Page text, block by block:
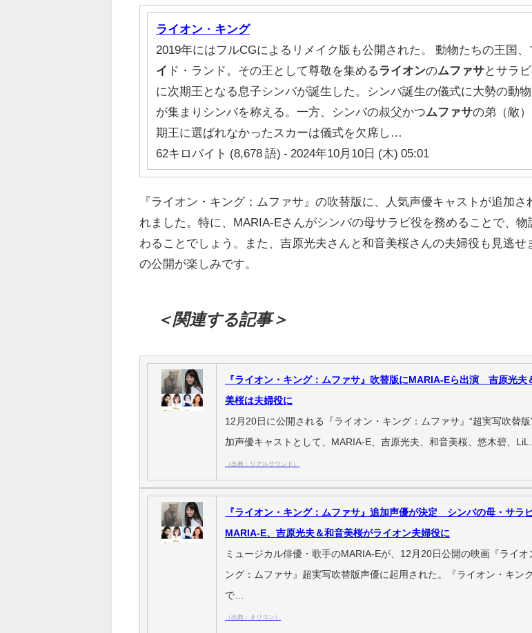
ライオン ・ キング
2019年にはフルCGによるリメイク版も公開された。 動物たちの王国、
イ ド・ランド。その王として尊敬を集めるライオンのムファサとサラ
に次期王となる息子シンバが誕生した。シンバ誕生の儀式に大勢の動
が集まりシンバを称える。一方、シンバの叔父かつ ムファサの弟（敵
期王に選ばれなかったスカーは儀式を欠席し…
62キロバイト (8,678 語) - 2024年10月10日 (木) 05:01
『ライオン・キング：ムファサ』の吹替版に、人気声優キャストが追加さ
れました。特に、MARIA-Eさんがシンバの母サラビ役を務めることで、物
わることでしょう。また、吉原光夫さんと和音美桜さんの夫婦役も見逃せ
の公開が楽しみです。
＜関連する記事＞
『ライオン・キング：ムファサ』吹替版にMARIA-Eら出演 吉原光夫
美桜は夫婦役に
12月20日に公開される『ライオン・キング：ムファサ』“超実写吹替版
加声優キャストとして、MARIA-E、吉原光夫、和音美桜、悠木碧、
（出典：リアルサウンド）
『ライオン・キング：ムファサ』追加声優が決定 シンバの母・サラ
MARIA-E、吉原光夫＆和音美桜がライオン夫婦役に
ミュージカル俳優・歌手のMARIA-Eが、12月20日公開の映画『ライオ
ング：ムファサ』超実写吹替版声優に起用された。『ライオン・キング
で…
（出典：オリコン）